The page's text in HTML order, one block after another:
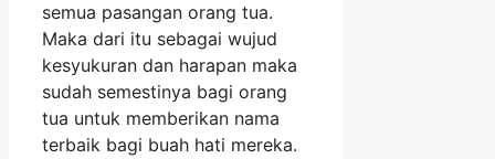
semua pasangan orang tua.
Maka dari itu sebagai wujud
kesyukuran dan harapan maka
sudah semestinya bagi orang
tua untuk memberikan nama
terbaik bagi buah hati mereka.